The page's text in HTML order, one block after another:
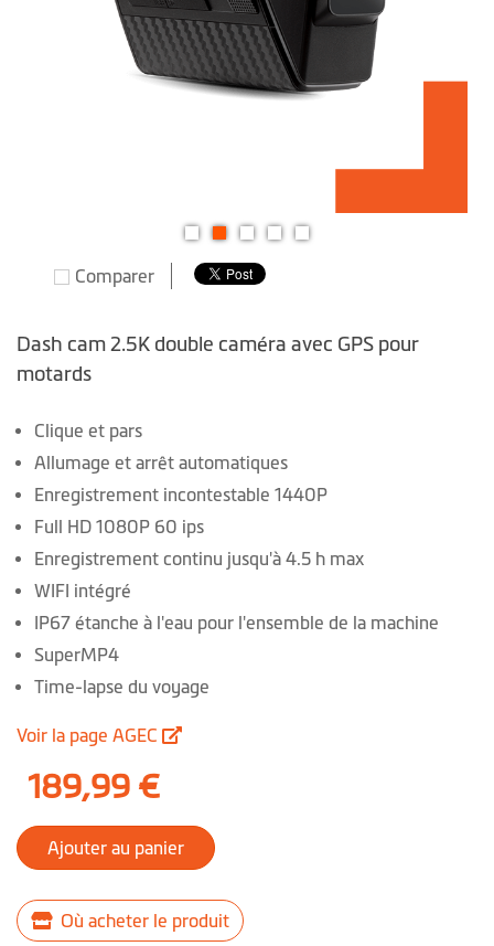
beginning
gallery
Comparer
Dash cam 2.5K double caméra avec GPS pour
motards
Clique et pars
Allumage et arrêt automatiques
Enregistrement incontestable 1440P
Full HD 1080P 60 ips
Enregistrement continu jusqu'à 4.5 h max
WIFI intégré
IP67 étanche à l'eau pour l'ensemble de la machine
SuperMP4
Time-lapse du voyage
Voir la page AGEC
189,99 €
Ajouter au panier
Où acheter le produit